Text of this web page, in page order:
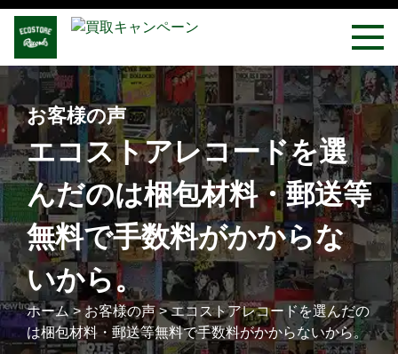
お客様の声
エコストアレコードを選
んだのは梱包材料・郵送等
無料で手数料がかからな
いから。
ホーム>お客様の声>エコストアレコードを選んだの
は梱包材料・郵送等無料で手数料がかからないから。